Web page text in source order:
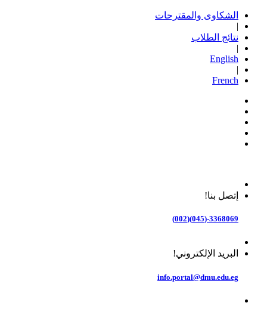
الشكاوى والمقترحات
|
نتائج الطلاب
|
English
|
French
إتصل بنا!
3368069-(045)(002)
البريد الإلكتروني!
info.portal@dmu.edu.eg